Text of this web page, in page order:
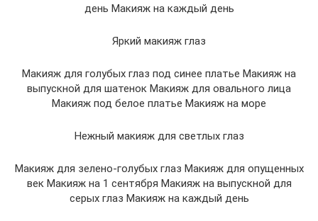
день Макияж на каждый день
Яркий макияж глаз
Макияж для голубых глаз под синее платье Макияж на
выпускной для шатенок Макияж для овального лица
Макияж под белое платье Макияж на море
Нежный макияж для светлых глаз
Макияж для зелено-голубых глаз Макияж для опущенных
век Макияж на 1 сентября Макияж на выпускной для
серых глаз Макияж на каждый день